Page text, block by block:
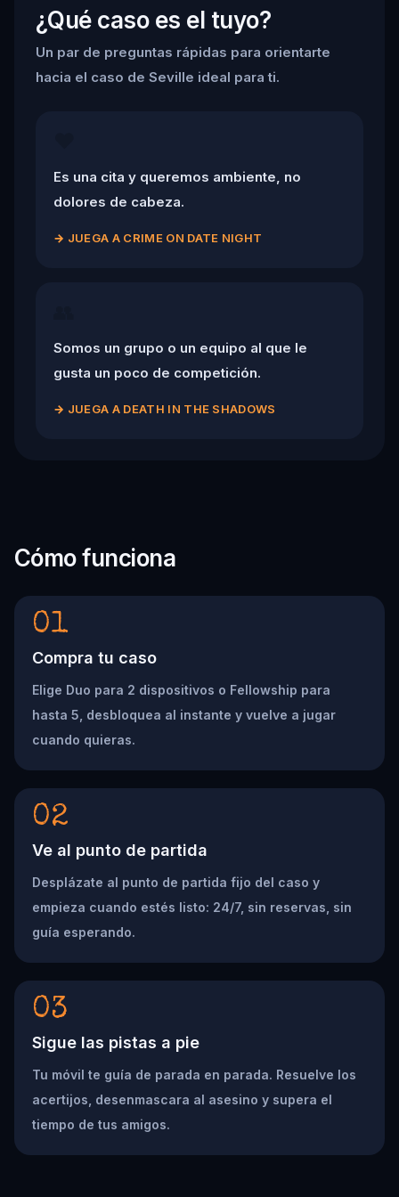
¿Qué caso es el tuyo?
Un par de preguntas rápidas para orientarte
hacia el caso de Seville ideal para ti.
Es una cita y queremos ambiente, no
dolores de cabeza.
→ JUEGA A CRIME ON DATE NIGHT
Somos un grupo o un equipo al que le
gusta un poco de competición.
→ JUEGA A DEATH IN THE SHADOWS
Cómo funciona
01
Compra tu caso
Elige Duo para 2 dispositivos o Fellowship para
hasta 5, desbloquea al instante y vuelve a jugar
cuando quieras.
02
Ve al punto de partida
Desplázate al punto de partida fijo del caso y
empieza cuando estés listo: 24/7, sin reservas, sin
guía esperando.
03
Sigue las pistas a pie
Tu móvil te guía de parada en parada. Resuelve los
acertijos, desenmascara al asesino y supera el
tiempo de tus amigos.